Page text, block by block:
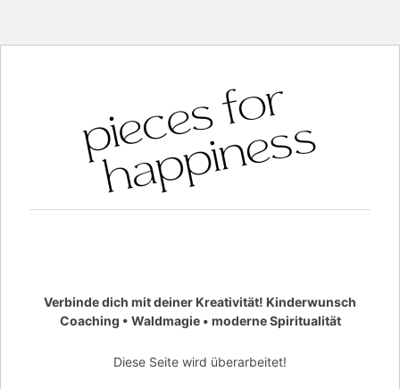
Verbinde dich mit deiner Kreativität! Kinderwunsch
Coaching • Waldmagie • moderne Spiritualität
Diese Seite wird überarbeitet!